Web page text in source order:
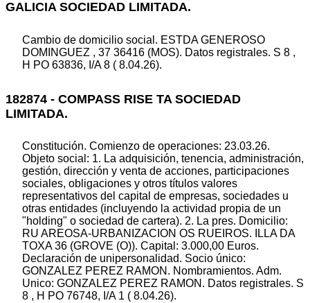
GALICIA SOCIEDAD LIMITADA.
Cambio de domicilio social. ESTDA GENEROSO
DOMINGUEZ , 37 36416 (MOS). Datos registrales. S 8 ,
H PO 63836, I/A 8 ( 8.04.26).
182874 - COMPASS RISE TA SOCIEDAD
LIMITADA.
Constitución. Comienzo de operaciones: 23.03.26.
Objeto social: 1. La adquisición, tenencia, administración,
gestión, dirección y venta de acciones, participaciones
sociales, obligaciones y otros títulos valores
representativos del capital de empresas, sociedades u
otras entidades (incluyendo la actividad propia de un
"holding" o sociedad de cartera). 2. La pres. Domicilio:
RU AREOSA-URBANIZACION OS RUEIROS. ILLA DA
TOXA 36 (GROVE (O)). Capital: 3.000,00 Euros.
Declaración de unipersonalidad. Socio único:
GONZALEZ PEREZ RAMON. Nombramientos. Adm.
Unico: GONZALEZ PEREZ RAMON. Datos registrales. S
8 , H PO 76748, I/A 1 ( 8.04.26).